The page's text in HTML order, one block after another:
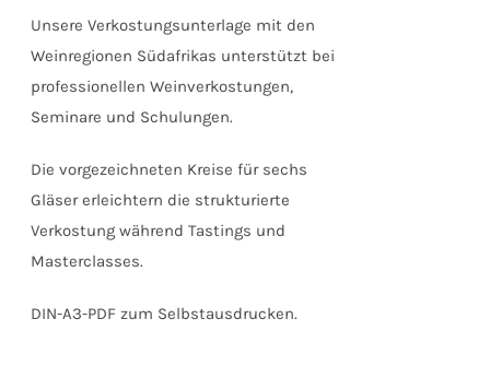
Unsere Verkostungsunterlage mit den
Weinregionen Südafrikas unterstützt bei
professionellen Weinverkostungen,
Seminare und Schulungen.
Die vorgezeichneten Kreise für sechs
Gläser erleichtern die strukturierte
Verkostung während Tastings und
Masterclasses.
DIN-A3-PDF zum Selbstausdrucken.